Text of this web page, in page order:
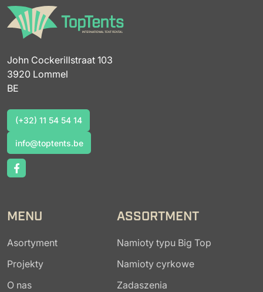
John Cockerillstraat 103
3920 Lommel
BE
(+32) 11 54 54 14
info@toptents.be
info@toptents.be
MENU
Asortyment
Projekty
O nas
ASSORTMENT
Namioty typu Big Top
Namioty cyrkowe
Zadaszenia